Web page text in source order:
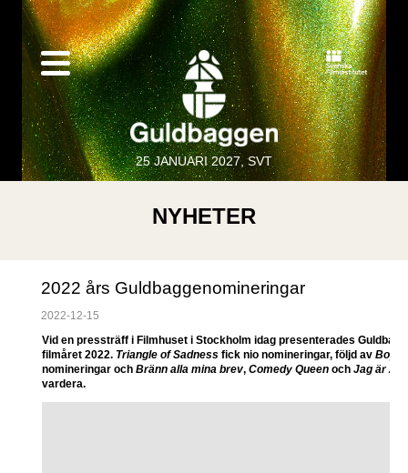
25 JANUARI 2027, SVT
NYHETER
2022 års Guldbaggenomineringar
2022-12-15
Vid en pressträff i Filmhuset i Stockholm idag presenterades
filmåret 2022. Triangle of Sadness fick nio nomineringar, följd av Boy
nomineringar och Bränn alla mina brev, Comedy Queenoch Jag är
vardera.